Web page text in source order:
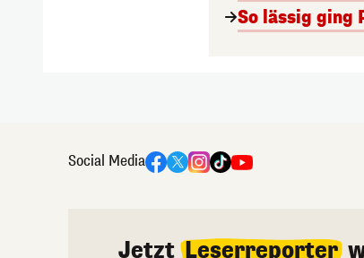
So lässig ging
Social Media
Jetzt Leserreporter